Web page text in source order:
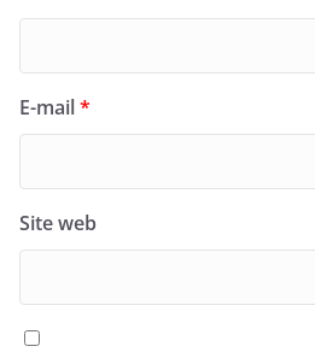
E-mail*
Site web